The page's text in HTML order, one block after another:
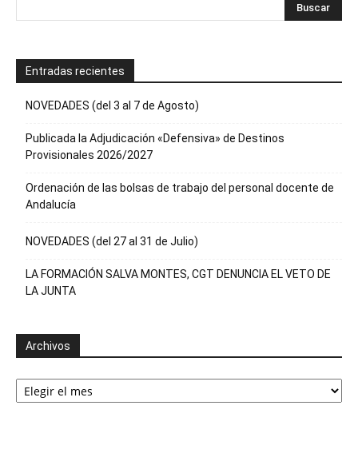
Entradas recientes
NOVEDADES (del 3 al 7 de Agosto)
Publicada la Adjudicación «Defensiva» de Destinos
Provisionales 2026/2027
Ordenación de las bolsas de trabajo del personal docente de
Andalucía
NOVEDADES (del 27 al 31 de Julio)
LA FORMACIÓN SALVA MONTES, CGT DENUNCIA EL VETO DE
LA JUNTA
Archivos
Archivos